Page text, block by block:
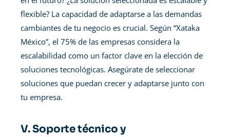
flexible? La capacidad de adaptarse a las demandas
cambiantes de tu negocio es crucial. Según “Xataka
México”, el 75% de las empresas considera la
escalabilidad como un factor clave en la elección de
soluciones tecnológicas. Asegúrate de seleccionar
soluciones que puedan crecer y adaptarse junto con
tu empresa.
V. Soporte técnico y